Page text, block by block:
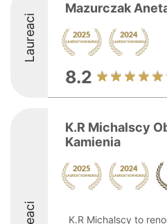
Laureaci
Mazurczak
8.2
K.R Michalscy
Kamienia
K.R Michalscy to